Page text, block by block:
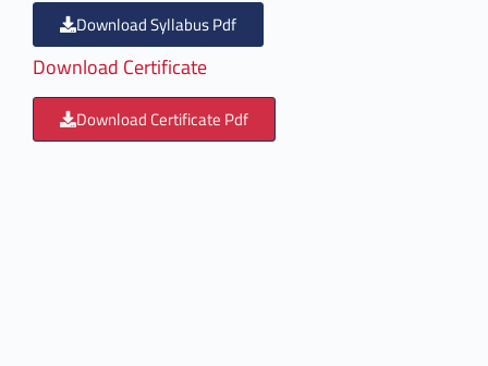
Download Syllabus Pdf
Download Certificate
Download Certificate Pdf